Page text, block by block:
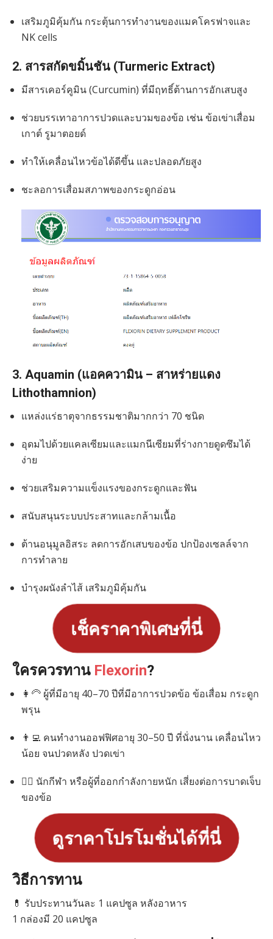
เสริมภูมิคุ้มกัน กระตุ้นการทำงานของแมคโครฟาจและ
NK cells
2. สารสกัดขมิ้นชัน (Turmeric Extract)
มีสารเคอร์คูมิน (Curcumin) ที่มีฤทธิ์ต้านการอักเสบสูง
ช่วยบรรเทาอาการปวดและบวมของข้อ เช่น ข้อเข่าเสื่อม
เกาต์ รูมาตอยด์
ทำให้เคลื่อนไหวข้อได้ดีขึ้น และปลอดภัยสูง
ชะลอการเสื่อมสภาพของกระดูกอ่อน
3. Aquamin (แอคความิน – สาหร่ายแดง
Lithothamnion)
แหล่งแร่ธาตุจากธรรมชาติมากกว่า 70 ชนิด
อุดมไปด้วยแคลเซียมและแมกนีเซียมที่ร่างกายดูดซึมได้
ง่าย
ช่วยเสริมความแข็งแรงของกระดูกและฟัน
สนับสนุนระบบประสาทและกล้ามเนื้อ
ต้านอนุมูลอิสระ ลดการอักเสบของข้อ ปกป้องเซลล์จาก
การทำลาย
บำรุงผนังลำไส้ เสริมภูมิคุ้มกัน
เช็คราคาพิเศษที่นี่
ใครควรทาน Flexorin?
👩‍🦳 ผู้ที่มีอายุ 40–70 ปีที่มีอาการปวดข้อ ข้อเสื่อม กระดูก
พรุน
👨‍💻 คนทำงานออฟฟิศอายุ 30–50 ปี ที่นั่งนาน เคลื่อนไหว
น้อย จนปวดหลัง ปวดเข่า
🏋️‍♂️ นักกีฬา หรือผู้ที่ออกกำลังกายหนัก เสี่ยงต่อการบาดเจ็บ
ของข้อ
ดูราคาโปรโมชั่นได้ที่นี่
วิธีการทาน
💊 รับประทานวันละ 1 แคปซูล หลังอาหาร
1 กล่องมี 20 แคปซูล